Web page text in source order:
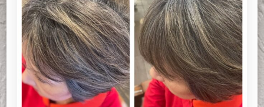
女
性
の
た
め
の
白
髪
染